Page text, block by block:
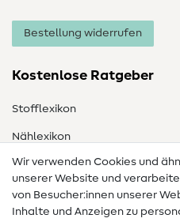
Bestellung widerrufen
Kostenlose Ratgeber
Stofflexikon
Nählexikon
Nähanleitungen
Hilfe & Kontakt
Wir verwenden Cookies und
unserer Website und
von Besucher:innen unserer
Inhalte und Anzeigen zu